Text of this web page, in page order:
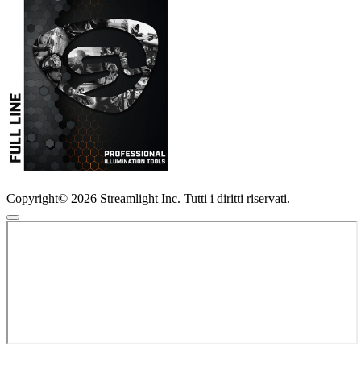
Copyright© 2026 Streamlight Inc. Tutti i diritti riservati.